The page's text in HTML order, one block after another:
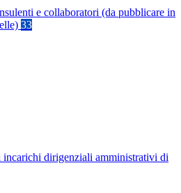
e collaboratori (da pubblicare in
33
dirigenziali amministrativi di